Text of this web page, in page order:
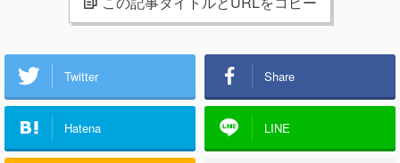
Twitter Share
Hatena LINE